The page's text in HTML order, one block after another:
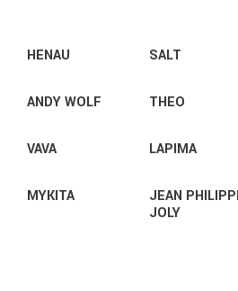
HENAU SALT
ANDY WOLF
THEO
VAVA
MYKITA
JEAN
JOLY
LAPIMA